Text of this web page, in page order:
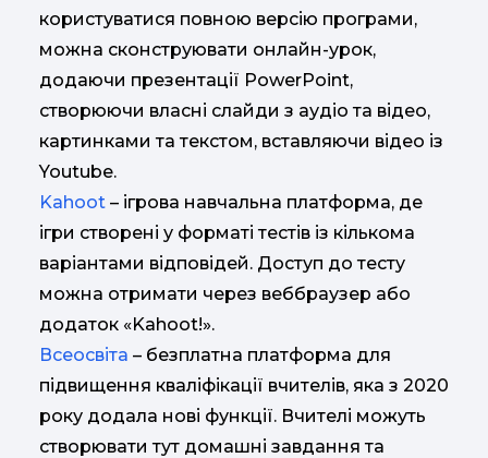
користуватися повною версію програми,
можна сконструювати онлайн-урок,
додаючи презентації PowerPoint,
створюючи власні слайди з аудіо та відео,
картинками та текстом, вставляючи відео із
Youtube.
Kahoot – ігрова навчальна платформа, де
ігри створені у форматі тестів із кількома
варіантами відповідей. Доступ до тесту
можна отримати через веббраузер або
додаток «Kahoot!».
Всеосвіта – безплатна платформа для
підвищення кваліфікації вчителів, яка з 2020
року додала нові функції. Вчителі можуть
створювати тут домашні завдання та